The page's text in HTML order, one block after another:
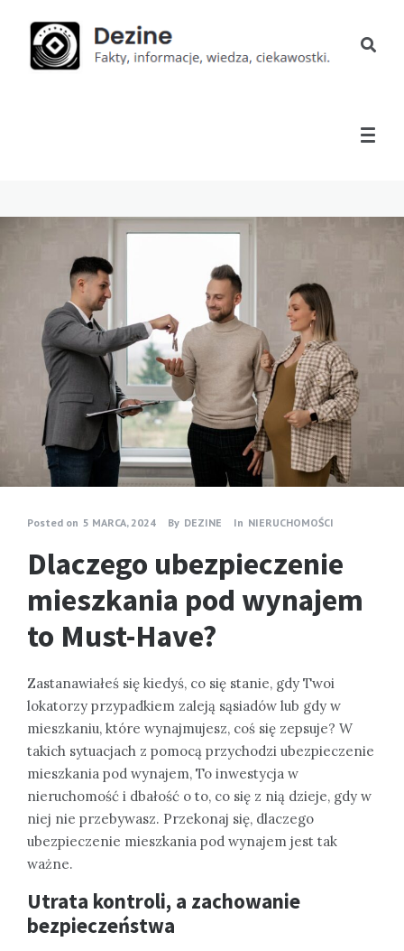
Posted on 5 MARCA, 2024 By DEZINE In NIERUCHOMOŚCI
Dlaczego ubezpieczenie
mieszkania pod wynajem
to Must-Have?
Zastanawiałeś się kiedyś, co się stanie, gdy Twoi
lokatorzy przypadkiem zaleją sąsiadów lub gdy w
mieszkaniu, które wynajmujesz, coś się zepsuje? W
takich sytuacjach z pomocą przychodzi ubezpieczenie
mieszkania pod wynajem, To inwestycja w
nieruchomość i dbałość o to, co się z nią dzieje, gdy w
niej nie przebywasz. Przekonaj się, dlaczego
ubezpieczenie mieszkania pod wynajem jest tak
ważne.
Utrata kontroli, a zachowanie
bezpieczeństwa